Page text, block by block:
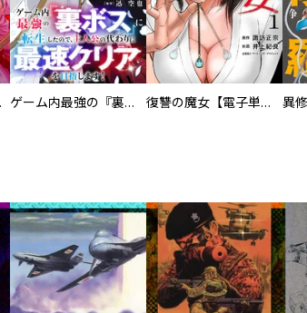
版】 ゲーム内最強の『裏ボス』に転生したので、主人公の代わりに最速クリアを目指します！【電子単行本版】 復讐の魔女【電子単行本版】 異